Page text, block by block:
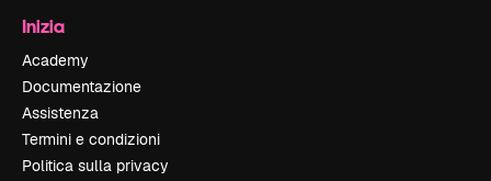
Inizia
Academy
Documentazione
Assistenza
Termini e condizioni
Politica sulla privacy